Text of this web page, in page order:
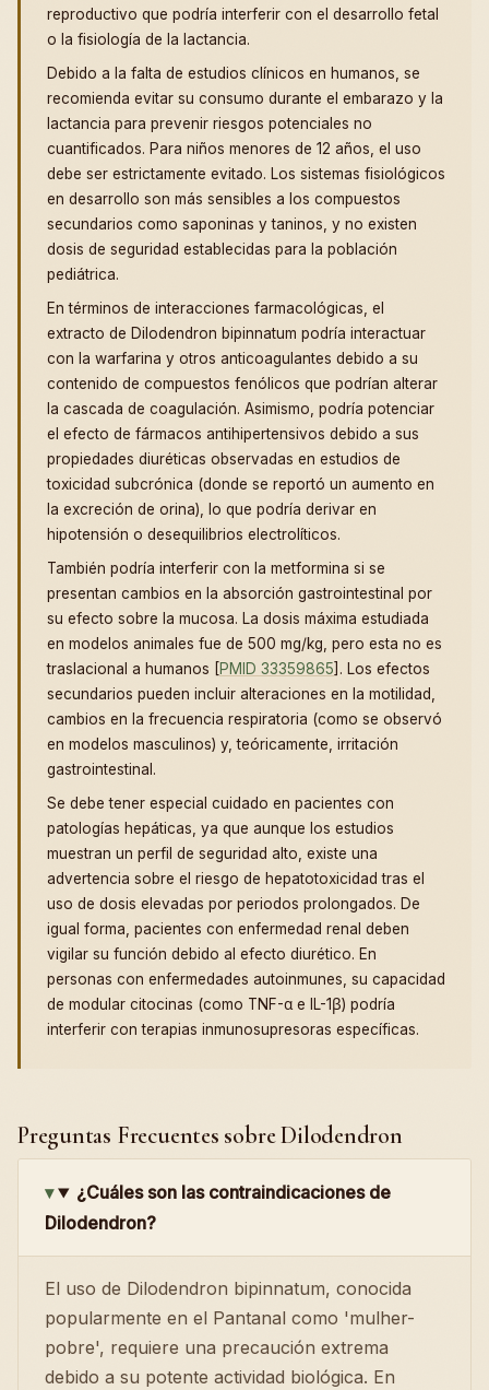
reproductivo que podría interferir con el desarrollo fetal
o la fisiología de la lactancia.
Debido a la falta de estudios clínicos en humanos, se
recomienda evitar su consumo durante el embarazo y la
lactancia para prevenir riesgos potenciales no
cuantificados. Para niños menores de 12 años, el uso
debe ser estrictamente evitado. Los sistemas fisiológicos
en desarrollo son más sensibles a los compuestos
secundarios como saponinas y taninos, y no existen
dosis de seguridad establecidas para la población
pediátrica.
En términos de interacciones farmacológicas, el
extracto de Dilodendron bipinnatum podría interactuar
con la warfarina y otros anticoagulantes debido a su
contenido de compuestos fenólicos que podrían alterar
la cascada de coagulación. Asimismo, podría potenciar
el efecto de fármacos antihipertensivos debido a sus
propiedades diuréticas observadas en estudios de
toxicidad subcrónica (donde se reportó un aumento en
la excreción de orina), lo que podría derivar en
hipotensión o desequilibrios electrolíticos.
También podría interferir con la metformina si se
presentan cambios en la absorción gastrointestinal por
su efecto sobre la mucosa. La dosis máxima estudiada
en modelos animales fue de 500 mg/kg, pero esta no es
traslacional a humanos [PMID 33359865]. Los efectos
secundarios pueden incluir alteraciones en la motilidad,
cambios en la frecuencia respiratoria (como se observó
en modelos masculinos) y, teóricamente, irritación
gastrointestinal.
Se debe tener especial cuidado en pacientes con
patologías hepáticas, ya que aunque los estudios
muestran un perfil de seguridad alto, existe una
advertencia sobre el riesgo de hepatotoxicidad tras el
uso de dosis elevadas por periodos prolongados. De
igual forma, pacientes con enfermedad renal deben
vigilar su función debido al efecto diurético. En
personas con enfermedades autoinmunes, su capacidad
de modular citocinas (como TNF-α e IL-1β) podría
interferir con terapias inmunosupresoras específicas.
Preguntas Frecuentes sobre Dilodendron
¿Cuáles son las contraindicaciones de
Dilodendron?
El uso de Dilodendron bipinnatum, conocida
popularmente en el Pantanal como 'mulher-
pobre', requiere una precaución extrema
debido a su potente actividad biológica. En